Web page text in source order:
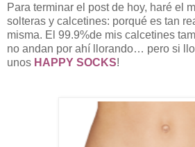
Para terminar el post de hoy, haré el
solteras y calcetines: porqué es tan
misma. El 99.9%de mis calcetines
no andan por ahí llorando… pero si
unos HAPPY SOCKS!